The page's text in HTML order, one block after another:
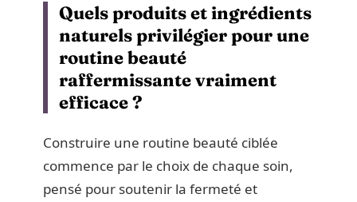
Quels produits et ingrédients
naturels privilégier pour une
routine beauté
raffermissante vraiment
efficace ?
Construire une routine beauté ciblée
commence par le choix de chaque soin,
pensé pour soutenir la fermeté et